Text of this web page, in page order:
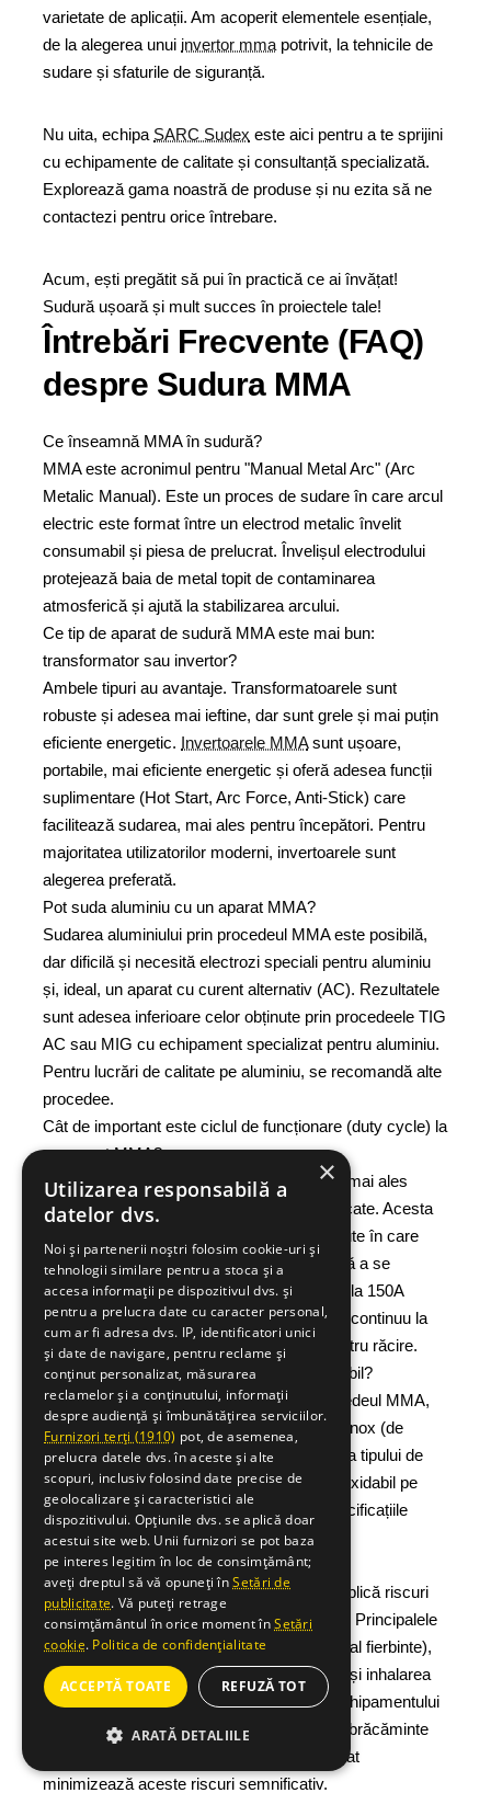
varietate de aplicații. Am acoperit elementele esențiale,
de la alegerea unui invertor mma potrivit, la tehnicile de
sudare și sfaturile de siguranță.
Nu uita, echipa SARC Sudex este aici pentru a te sprijini
cu echipamente de calitate și consultanță specializată.
Explorează gama noastră de produse și nu ezita să ne
contactezi pentru orice întrebare.
Acum, ești pregătit să pui în practică ce ai învățat!
Sudură ușoară și mult succes în proiectele tale!
Întrebări Frecvente (FAQ)
despre Sudura MMA
Ce înseamnă MMA în sudură?
MMA este acronimul pentru "Manual Metal Arc" (Arc
Metalic Manual). Este un proces de sudare în care arcul
electric este format între un electrod metalic învelit
consumabil și piesa de prelucrat. Învelișul electrodului
protejează baia de metal topit de contaminarea
atmosferică și ajută la stabilizarea arcului.
Ce tip de aparat de sudură MMA este mai bun:
transformator sau invertor?
Ambele tipuri au avantaje. Transformatoarele sunt
robuste și adesea mai ieftine, dar sunt grele și mai puțin
eficiente energetic. Invertoarele MMAsunt ușoare,
portabile, mai eficiente energetic și oferă adesea funcții
suplimentare (Hot Start, Arc Force, Anti-Stick) care
facilitează sudarea, mai ales pentru începători. Pentru
majoritatea utilizatorilor moderni, invertoarele sunt
alegerea preferată.
Pot suda aluminiu cu un aparat MMA?
Sudarea aluminiului prin procedeul MMA este posibilă,
dar dificilă și necesită electrozi speciali pentru aluminiu
și, ideal, un aparat cu curent alternativ (AC). Rezultatele
sunt adesea inferioare celor obținute prin procedeele TIG
AC sau MIG cu echipament specializat pentru aluminiu.
Pentru lucrări de calitate pe aluminiu, se recomandă alte
procedee.
Cât de important este ciclul de funcționare (duty cycle) la
un aparat MMA?
Ciclul de funcționare este foarte important, mai ales
pentru lucrări continue sau la amperaje ridicate. Acesta
indică procentul dintr-un interval de 10 minute în care
aparatul poate suda la un anumit curent fără a se
supraîncălzi. De exemplu, un ciclu de 60% la 150A
înseamnă că aparatul poate suda 6 minute continuu la
150A, apoi necesită 4 minute de pauză pentru răcire.
Ce electrozi să folosesc pentru oțel inoxidabil?
Pentru sudarea oțelului inoxidabil prin procedeul MMA,
trebuie să utilizați electrozi specifici pentru inox (de
exemplu, E308L, E316L). Alegerea exactă a tipului de
electrod depinde de tipul specific de oțel inoxidabil pe
care îl sudați (ex: 304, 316). Consultați specificațiile
producătorului de electrozi și material.
Este sudura MMA periculoasă?
Ca orice proces industrial, sudura MMA implică riscuri
dacă nu se respectă măsurile de siguranță. Principalele
pericole includ: arsuri (de la arc, stropi, metal fierbinte),
leziuni oculare (radiații UV/IR), șoc electric și inhalarea
fumurilor de sudură. Utilizarea corectă a echipamentului
de protecție personală (mască, mănuși, îmbrăcăminte
adecvată) și lucrul într-un spațiu bine ventilat
minimizează aceste riscuri semnificativ.
×
Utilizarea responsabilă a
datelor dvs.
Noi și partenerii noștri folosim cookie-uri și
tehnologii similare pentru a stoca și a
accesa informații pe dispozitivul dvs. și
pentru a prelucra date cu caracter personal,
cum ar fi adresa dvs. IP, identificatori unici
și date de navigare, pentru reclame și
conținut personalizat, măsurarea
reclamelor și a conținutului, informații
despre audiență și îmbunătățirea serviciilor.
Furnizori terți (1910) pot, de asemenea,
prelucra datele dvs. în aceste și alte
scopuri, inclusiv folosind date precise de
geolocalizare și caracteristici ale
dispozitivului. Opțiunile dvs. se aplică doar
acestui site web. Unii furnizori se pot baza
pe interes legitim în loc de consimțământ;
aveți dreptul să vă opuneți înSetări de
publicitate. Vă puteți retrage
consimțământul în orice moment înSetări
cookie. Politica de confidențialitate
ACCEPTĂ TOATE REFUZĂ TOT
ARATĂ DETALIILE